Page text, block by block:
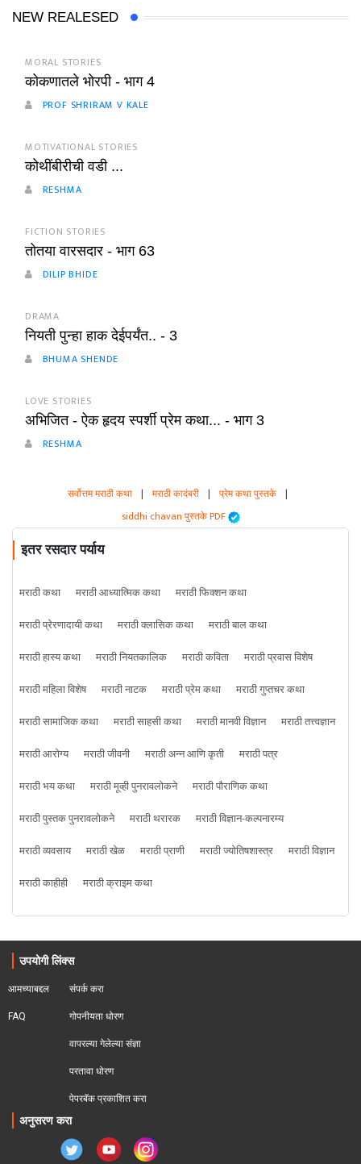
NEW REALESED
MORAL STORIES
कोकणातले भोरपी - भाग 4
PROF SHRIRAM V KALE
MOTIVATIONAL STORIES
कोथींबीरीची वडी ...
RESHMA
FICTION STORIES
तोतया वारसदार - भाग 63
DILIP BHIDE
DRAMA
नियती पुन्हा हाक देईपर्यंत.. - 3
BHUMA SHENDE
LOVE STORIES
अभिजित - ऐक हृदय स्पर्शी प्रेम कथा... - भाग 3
RESHMA
सर्वोत्तम मराठी कथा | मराठी कादंबरी | प्रेम कथा पुस्तके |
siddhi chavan पुस्तके PDF
इतर रसदार पर्याय
मराठी कथा मराठी आध्यात्मिक कथा
मराठी फिक्शन कथा
मराठी प्रेरणादायी कथा
मराठी क्लासिक कथा
मराठी बाल कथा
मराठी हास्य कथा
मराठी नियतकालिक मराठी कविता
मराठी प्रवास विशेष
मराठी महिला विशेष
मराठी नाटक मराठी प्रेम कथा
मराठी गुप्तचर कथा
मराठी सामाजिक कथा
मराठी साहसी कथा मराठी मानवी विज्ञान
मराठी तत्त्वज्ञान
मराठी आरोग्य
मराठी जीवनी मराठी अन्न आणि कृती
मराठी पत्र
मराठी भय कथा
मराठी मूव्ही पुनरावलोकने
मराठी पौराणिक कथा
मराठी पुस्तक पुनरावलोकने
मराठी थरारक
मराठी विज्ञान-कल्पनारम्य
मराठी व्यवसाय
मराठी खेळ मराठी प्राणी मराठी ज्योतिषशास्त्र
मराठी विज्ञान
मराठी काहीही
मराठी क्राइम कथा
उपयोगी लिंक्स
आमच्याबद्दल
FAQ
संपर्क करा
गोपनीयता धोरण
वापरल्या गेलेल्या संज्ञा
परतावा धोरण
पेपरबॅक प्रकाशित करा
अनुसरण करा